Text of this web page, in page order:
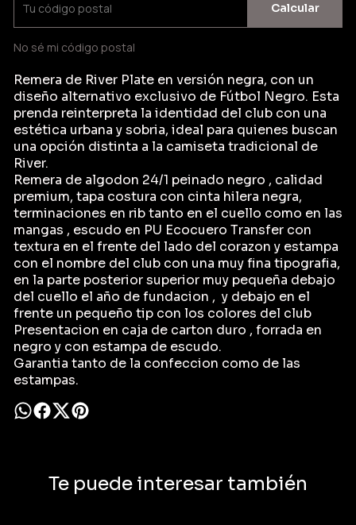
Calcular
No sé mi código postal
Remera de River Plate en versión negra, con un
diseño alternativo exclusivo de Fútbol Negro. Esta
prenda reinterpreta la identidad del club con una
estética urbana y sobria, ideal para quienes buscan
una opción distinta a la camiseta tradicional de
River.
Remera de algodon 24/1 peinado negro , calidad
premium, tapa costura con cinta hilera negra,
terminaciones en rib tanto en el cuello como en las
mangas , escudo en PU Ecocuero Transfer con
textura en el frente del lado del corazon y estampa
con el nombre del club con una muy fina tipografia,
en la parte posterior superior muy pequeña debajo
del cuello el año de fundacion , y debajo en el
frente un pequeño tip con los colores del club
Presentacion en caja de carton duro , forrada en
negro y con estampa de escudo.
Garantia tanto de la confeccion como de las
estampas.
Te puede interesar también